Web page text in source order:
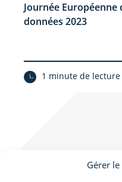
Gérer
Journée
données 2023
1 minute de lecture